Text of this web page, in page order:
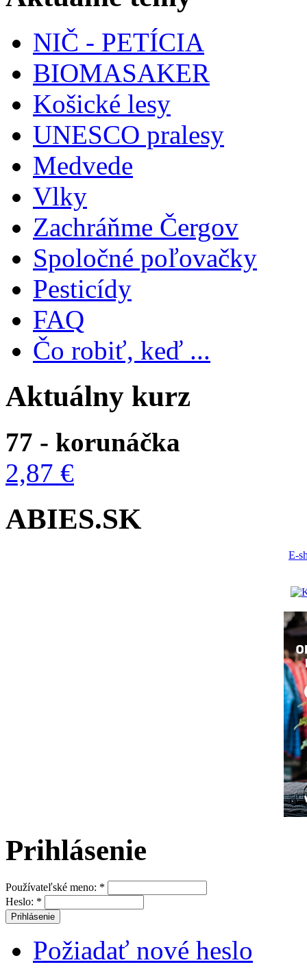
NIČ - PETÍCIA
BIOMASAKER
Košické lesy
UNESCO pralesy
Medvede
Vlky
Zachráňme Čergov
Spoločné poľovačky
Pesticídy
FAQ
Čo robiť, keď ...
Aktuálny kurz
77 - korunáčka
2,87 €
ABIES.SK
E-
Prihlásenie
Používateľské meno: *
Heslo: *
Požiadať nové heslo